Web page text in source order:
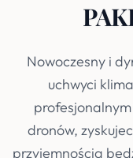
Nowoczesny i
uchwyci
dronów,
przyjemnością